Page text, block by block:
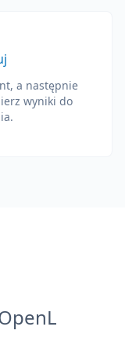
a następnie
wyniki do